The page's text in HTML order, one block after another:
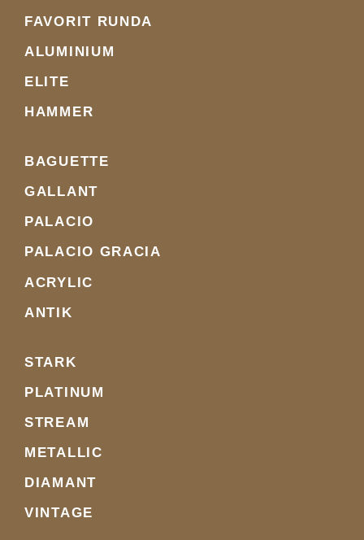
FAVORIT RUNDA
ALUMINIUM
ELITE
HAMMER
BAGUETTE
GALLANT
PALACIO
PALACIO GRACIA
ACRYLIC
ANTIK
STARK
PLATINUM
STREAM
METALLIC
DIAMANT
VINTAGE